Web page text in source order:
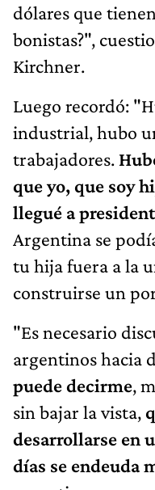
dólares que
bonistas?",
Kirchner.
Luego recordó:
industrial, hubo
trabajadores.
que yo, que soy
llegué a
Argentina se
tu hija fuera a la
construirse un
"Es necesario
argentinos hacia
puede decirme,
sin bajar la vista,
desarrollarse en
días se endeuda